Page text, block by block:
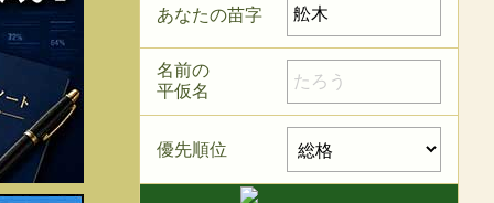
あなたの苗字
名前の
平仮名
優先順位